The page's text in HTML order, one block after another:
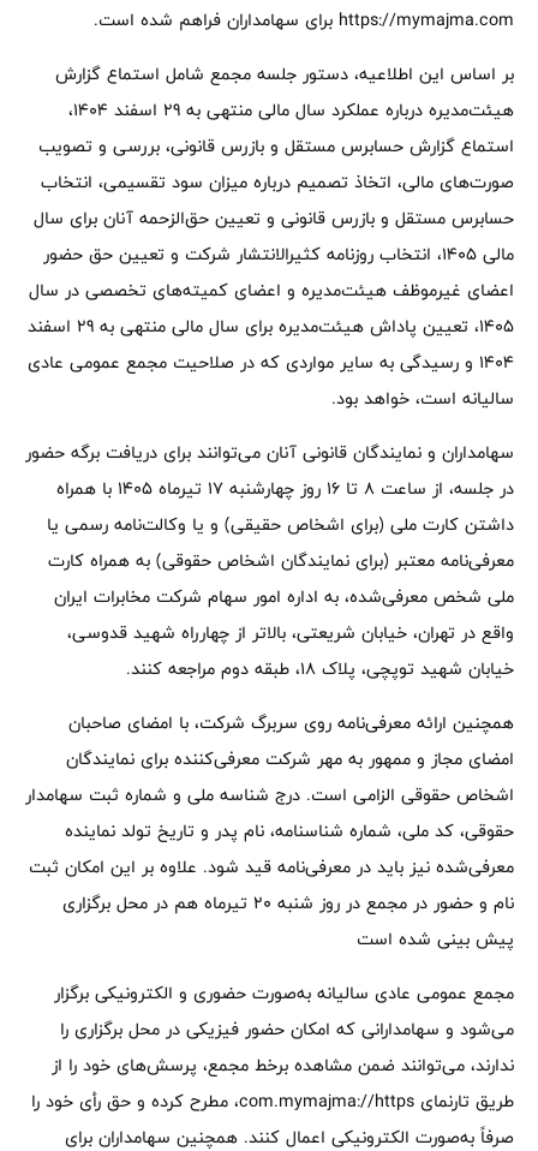
https://mymajma.com برای سهامداران فراهم شده است.
بر اساس این اطلاعیه، دستور جلسه مجمع شامل استماع گزارش
هیئت‌مدیره درباره عملکرد سال مالی منتهی به 29 اسفند 1404،
استماع گزارش حسابرس مستقل و بازرس قانونی، بررسی و تصویب
صورت‌های مالی، اتخاذ تصمیم درباره میزان سود تقسیمی، انتخاب
حسابرس مستقل و بازرس قانونی و تعیین حق‌الزحمه آنان برای سال
مالی 1405، انتخاب روزنامه کثیرالانتشار شرکت و تعیین حق حضور
اعضای غیرموظف هیئت‌مدیره و اعضای کمیته‌های تخصصی در سال
1405، تعیین پاداش هیئت‌مدیره برای سال مالی منتهی به 29 اسفند
1404 و رسیدگی به سایر مواردی که در صلاحیت مجمع عمومی عادی
سالیانه است، خواهد بود.
سهامداران و نمایندگان قانونی آنان می‌توانند برای دریافت برگه حضور
در جلسه، از ساعت 8 تا 16 روز چهارشنبه 17 تیرماه 1405 با همراه
داشتن کارت ملی (برای اشخاص حقیقی) و یا وکالت‌نامه رسمی یا
معرفی‌نامه معتبر (برای نمایندگان اشخاص حقوقی) به همراه کارت
ملی شخص معرفی‌شده، به اداره امور سهام شرکت مخابرات ایران
واقع در تهران، خیابان شریعتی، بالاتر از چهارراه شهید قدوسی،
خیابان شهید توپچی، پلاک 18، طبقه دوم مراجعه کنند.
همچنین ارائه معرفی‌نامه روی سربرگ شرکت، با امضای صاحبان
امضای مجاز و ممهور به مهر شرکت معرفی‌کننده برای نمایندگان
اشخاص حقوقی الزامی است. درج شناسه ملی و شماره ثبت سهامدار
حقوقی، کد ملی، شماره شناسنامه، نام پدر و تاریخ تولد نماینده
معرفی‌شده نیز باید در معرفی‌نامه قید شود. علاوه بر این امکان ثبت
نام و حضور در مجمع در روز شنبه 20 تیرماه هم در محل برگزاری
پیش بینی شده است
مجمع عمومی عادی سالیانه به‌صورت حضوری و الکترونیکی برگزار
می‌شود و سهامدارانی که امکان حضور فیزیکی در محل برگزاری را
ندارند، می‌توانند ضمن مشاهده برخط مجمع، پرسش‌های خود را از
طریق تارنمای com.mymajma://https، مطرح کرده و حق رأی خود را
صرفاً به‌صورت الکترونیکی اعمال کنند. همچنین سهامداران برای